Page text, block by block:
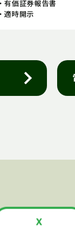
有価証券報告書
適時開示